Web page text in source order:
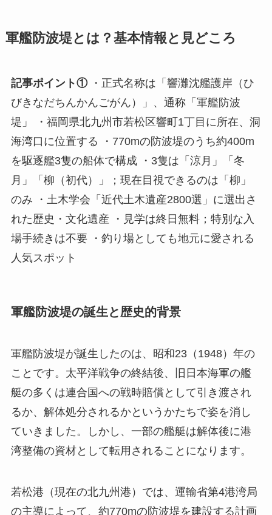
軍艦防波堤とは？基本情報と見どころ
記事ポイント①・正式名称は「響灘沈艦護岸（ひ
びきなだちんかんごがん）」、通称「軍艦防波
堤」 ・福岡県北九州市若松区響町1丁目に所在、洞
海湾口に位置する ・770mの防波堤のうち約400m
を駆逐艦3隻の船体で構成 ・3隻は「涼月」「冬
月」「柳（初代）」；現在目視できるのは「柳」
のみ ・土木学会「近代土木遺産2800選」に選出さ
れた歴史・文化遺産 ・見学は終日無料；特別な入
場手続きは不要 ・釣り場としても地元に愛される
人気スポット
軍艦防波堤の誕生と歴史的背景
軍艦防波堤が誕生したのは、昭和23（1948）年の
ことです。太平洋戦争の終結後、旧日本海軍の艦
艇の多くは連合国への戦時賠償として引き渡され
るか、解体処分されるかというかたちで姿を消し
ていきました。しかし、一部の艦艇は解体後に港
湾整備の資材として転用されることになります。
若松港（現在の北九州港）では、運輸省第4港湾局
の主導によって、約770mの防波堤を建設する計画